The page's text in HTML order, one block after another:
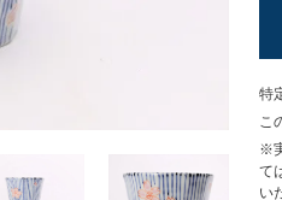
特
こ
※
て
い